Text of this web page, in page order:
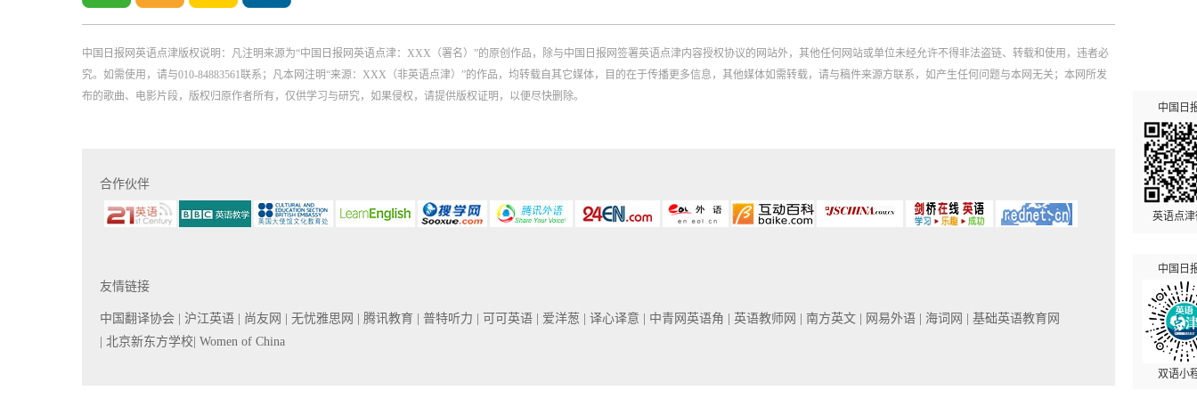
中国日报网英语点津版权说明：凡注明来源为“中国日报网英语点津：XXX（署名）”的原创作品，除与中国日报网签署英语点津内容授权协议的网站外，其他任何网站或单位未经允许不得非法盗链、转载和使用，违者必
究。如需使用，请与010-84883561联系；凡本网注明“来源：XXX（非英语点津）”的作品，均转载自其它媒体，目的在于传播更多信息，其他媒体如需转载，请与稿件来源方联系，如产生任何问题与本网无关；本网所发
布的歌曲、电影片段，版权归原作者所有，仅供学习与研究，如果侵权，请提供版权证明，以便尽快删除。
中国日
英语点
中国日
双语小
合作伙伴
友情链接
中国翻译协会 | 沪江英语 | 尚友网 | 无忧雅思网 | 腾讯教育 | 普特听力 | 可可英语 | 爱洋葱 | 译心译意 | 中青网英语角 | 英语教师网 | 南方英文 | 网易外语 | 海词网
| 基础英语教育网
| 北京新东方学校 | Women of China